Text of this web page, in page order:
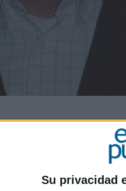
Su privacidad
DE CHEIL SPAIN PARA SAMSUNG
su paso por Yahoo, es
de una nueva división dedicada a
es un profesional "con un perfil
dentro del sector digital consolidada en